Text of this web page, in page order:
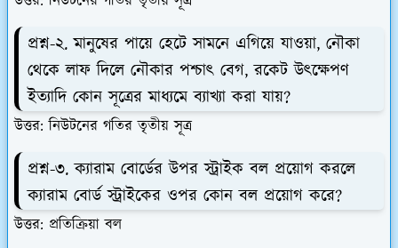
প্রশ্ন-২. মানুষের পায়ে হেটে সামনে এগিয়ে যাওয়া, নৌকা
থেকে লাফ দিলে নৌকার পশ্চাৎ বেগ, রকেট উৎক্ষেপণ
ইত্যাদি কোন সূত্রের মাধ্যমে ব্যাখ্যা করা যায়?
উত্তর: নিউটনের গতির তৃতীয় সূত্র
প্রশ্ন-৩. ক্যারাম বোর্ডের উপর স্ট্রাইক বল প্রয়োগ করলে
ক্যারাম বোর্ড স্ট্রাইকের ওপর কোন বল প্রয়োগ করে?
উত্তর: প্রতিক্রিয়া বল